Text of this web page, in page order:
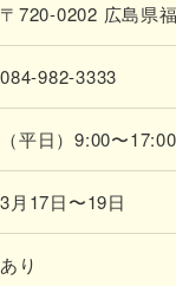
〒720-0202 広島県
084-982-3333
（平日）9:00〜
3月17日〜19日
あり